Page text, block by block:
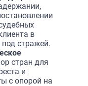
в
под стражей.
стран для
и
с опорой на